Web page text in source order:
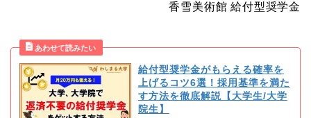
香雪美術館 給付型奨学金
給付型奨学金がもらえる確率を
上げるコツ6選！採用基準を満た
す方法を徹底解説【大学生/大学
院生】